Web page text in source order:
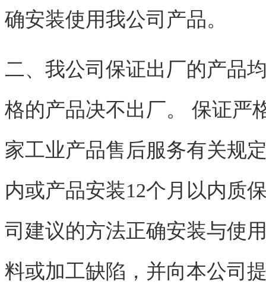
确安装使用我公司产品。
二、我公司保证出厂的产品
格的产品决不出厂。 保证严
家工业产品售后服务有关规
内或产品安装12个月以内质
司建议的方法正确安装与使
料或加工缺陷，并向本公司